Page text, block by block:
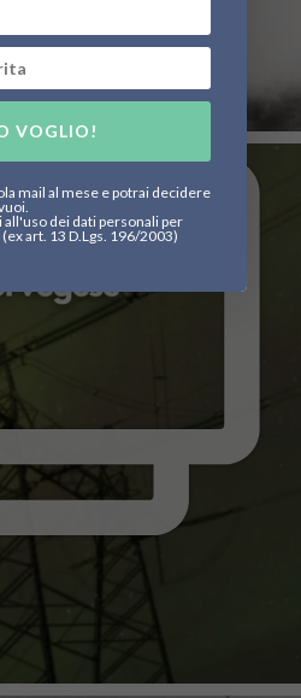
VOGLIO!
mail al mese e potrai decidere
dei dati personali per
art. 13 D.Lgs. 196/2003)